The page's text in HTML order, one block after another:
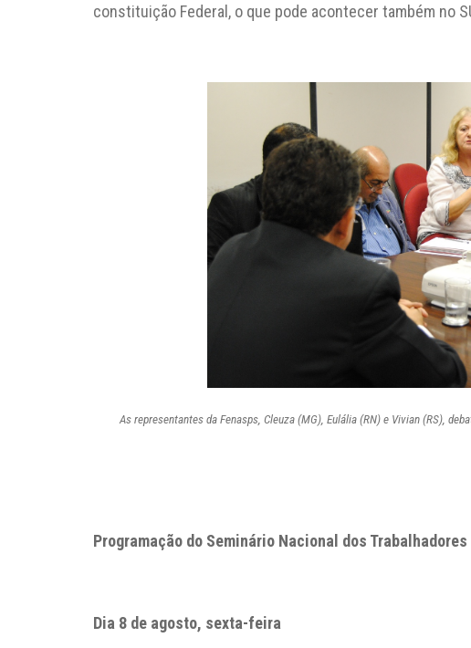
constituição Federal, o que pode acontecer também no
As representantes da Fenasps, Cleuza (MG), Eulália (RN) e Vivian (RS),
Programação do Seminário Nacional dos
Dia 8 de agosto, sexta-feira